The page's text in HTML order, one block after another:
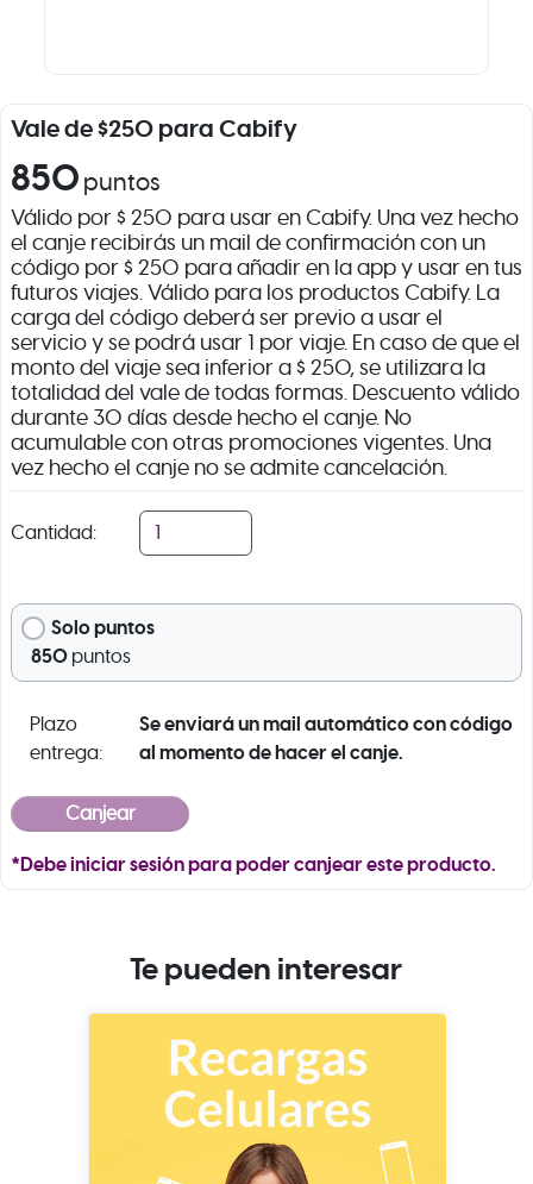
Vale de $250 para Cabify
850 puntos
Válido por $ 250 para usar en Cabify. Una vez hecho
el canje recibirás un mail de confirmación con un
código por $ 250 para añadir en la app y usar en tus
futuros viajes. Válido para los productos Cabify. La
carga del código deberá ser previo a usar el
servicio y se podrá usar 1 por viaje. En caso de que el
monto del viaje sea inferior a $ 250, se utilizara la
totalidad del vale de todas formas. Descuento válido
durante 30 días desde hecho el canje. No
acumulable con otras promociones vigentes. Una
vez hecho el canje no se admite cancelación.
Cantidad:
Solo puntos
850 puntos
Plazo
entrega:
Se enviará un mail automático con código
al momento de hacer el canje.
*Debe iniciar sesión para poder canjear este producto.
Te pueden interesar